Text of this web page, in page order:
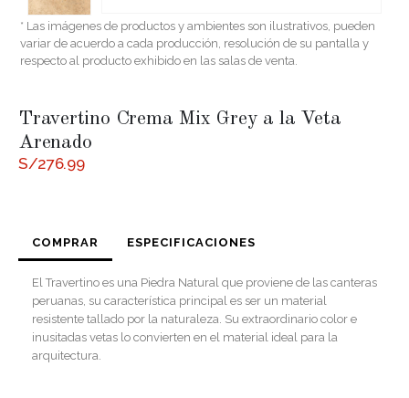
* Las imágenes de productos y ambientes son ilustrativos, pueden
variar de acuerdo a cada producción, resolución de su pantalla y
respecto al producto exhibido en las salas de venta.
Travertino Crema Mix Grey a la Veta
Arenado
S/276.99
COMPRAR ESPECIFICACIONES
El Travertino es una Piedra Natural que proviene de las canteras
peruanas, su característica principal es ser un material
resistente tallado por la naturaleza. Su extraordinario color e
inusitadas vetas lo convierten en el material ideal para la
arquitectura.